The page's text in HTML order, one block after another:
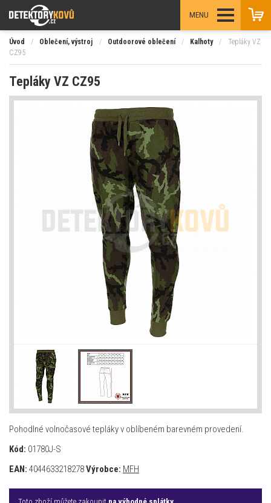
MENU
Úvod / Oblečení, výstroj / Outdoorové oblečení / Kalhoty /
Tepláky VZ
CZ95
Tepláky VZ CZ95
Pohodlné volnočasové tepláky v oblíbeném barevném provedení.
Kód: 01780J-S
EAN: 4044633218278Výrobce: MFH